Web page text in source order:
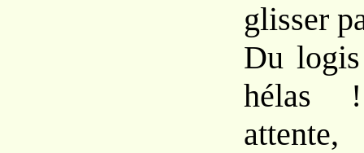
glisser
Du
hélas
attente,